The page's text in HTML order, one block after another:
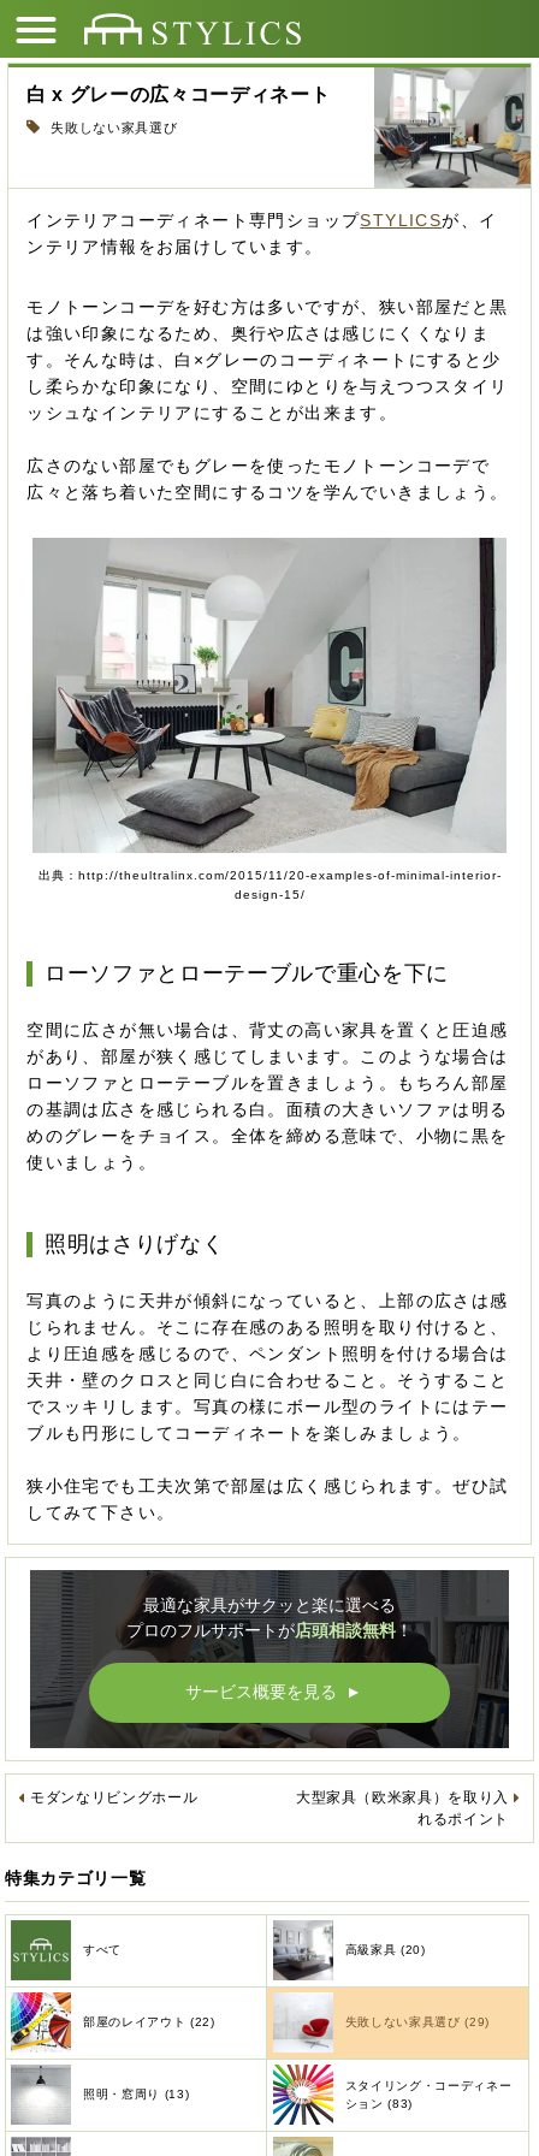
白 x グレーの広々コーディネート
失敗しない家具選び
インテリアコーディネート専門ショップSTYLICSが、イ
ンテリア情報をお届けしています。
モノトーンコーデを好む方は多いですが、狭い部屋だと黒
は強い印象になるため、奥行や広さは感じにくくなりま
す。そんな時は、白×グレーのコーディネートにすると少
し柔らかな印象になり、空間にゆとりを与えつつスタイリ
ッシュなインテリアにすることが出来ます。
広さのない部屋でもグレーを使ったモノトーンコーデで
広々と落ち着いた空間にするコツを学んでいきましょう。
出典：http://theultralinx.com/2015/11/20-examples-of-minimal-interior-
design-15/
ローソファとローテーブルで重心を下に
空間に広さが無い場合は、背丈の高い家具を置くと圧迫感
があり、部屋が狭く感じてしまいます。このような場合は
ローソファとローテーブルを置きましょう。もちろん部屋
の基調は広さを感じられる白。面積の大きいソファは明る
めのグレーをチョイス。全体を締める意味で、小物に黒を
使いましょう。
照明はさりげなく
写真のように天井が傾斜になっていると、上部の広さは感
じられません。そこに存在感のある照明を取り付けると、
より圧迫感を感じるので、ペンダント照明を付ける場合は
天井・壁のクロスと同じ白に合わせること。そうすること
でスッキリします。写真の様にボール型のライトにはテー
ブルも円形にしてコーディネートを楽しみましょう。
狭小住宅でも工夫次第で部屋は広く感じられます。ぜひ試
してみて下さい。
最適な家具がサクッと楽に選べる
プロのフルサポートが店頭相談無料！
サービス概要を見る ▲
大型家具（欧米家具）を取り入
れるポイント
モダンなリビングホール
特集カテゴリ一覧
すべて 高級家具 (20)
部屋のレイアウト (22) 失敗しない家具選び (29)
照明・窓周り (13)
スタイリング・コーディネー
ション (83)